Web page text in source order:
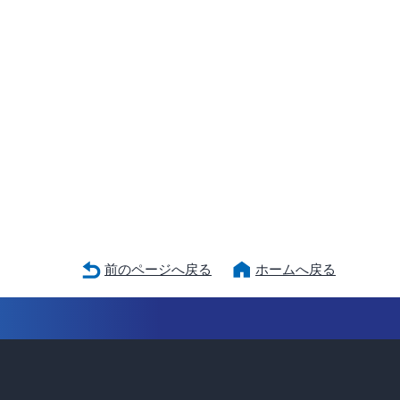
前のページへ戻る ホームへ戻る